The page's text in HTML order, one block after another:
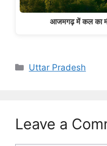
आजमगढ़ में कल का
Categories
Uttar Pradesh
Leave a